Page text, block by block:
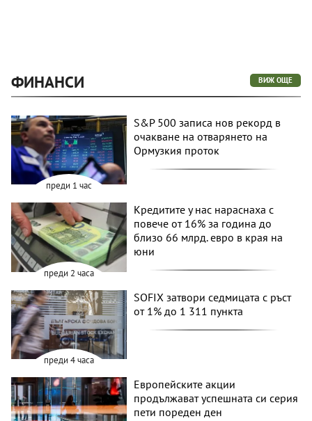
ФИНАНСИ ВИЖ ОЩЕ
преди 1 час
S&P 500 записа нов рекорд в
очакване на отварянето на
Ормузкия проток
преди 2 часа
Кредитите у нас нараснаха с
повече от 16% за година до
близо 66 млрд. евро в края на
юни
преди 4 часа
SOFIX затвори седмицата с ръст
от 1% до 1 311 пункта
Европейските акции
продължават успешната си серия
пети пореден ден